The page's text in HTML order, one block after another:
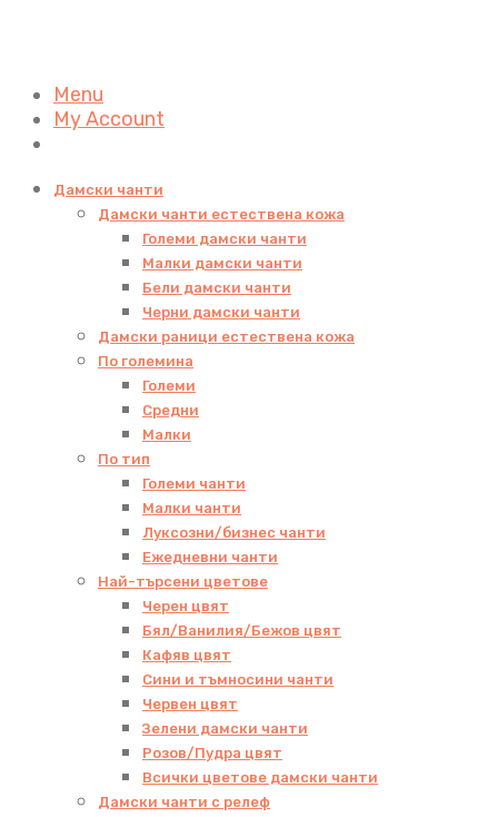
Menu
My Account
Дамски чанти
Дамски чанти естествена кожа
Големи дамски чанти
Малки дамски чанти
Бели дамски чанти
Черни дамски чанти
Дамски раници естествена кожа
По големина
Големи
Средни
Малки
По тип
Големи чанти
Малки чанти
Луксозни/бизнес чанти
Ежедневни чанти
Най-търсени цветове
Черен цвят
Бял/Ванилия/Бежов цвят
Кафяв цвят
Сини и тъмносини чанти
Червен цвят
Зелени дамски чанти
Розов/Пудра цвят
Всички цветове дамски чанти
Дамски чанти с релеф